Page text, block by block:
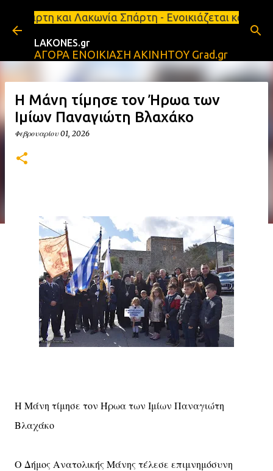
Μετάβαση στο κύριο περιεχόμενο
Σπάρτη - Ενοικιάζεται κατάστημα 134
LAKONES.gr
ΑΓΟΡΑ ΕΝΟΙΚΙΑΣΗ ΑΚΙΝΗΤΟΥ Grad.gr
Η Μάνη τίμησε τον Ήρωα των
Ιμίων Παναγιώτη Βλαχάκο
Φεβρουαρίου 01, 2026
Η Μάνη τίμησε τον Ήρωα των Ιμίων Παναγιώτη
Βλαχάκο
Ο Δήμος Ανατολικής Μάνης τέλεσε επιμνημόσυνη